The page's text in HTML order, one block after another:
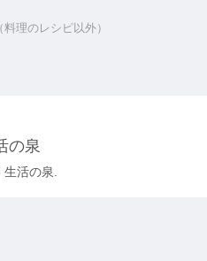
理のレシピ以外）
の泉
活の泉.